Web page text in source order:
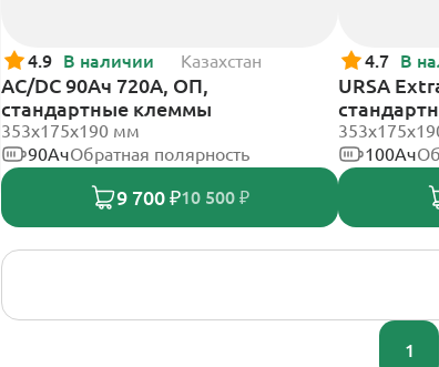
4.9 В наличии Казахстан
AC/DC 90Ач 720А, ОП,
стандартные клеммы
353х175х190 мм
90АчОбратная полярность
9 700 ₽10 500 ₽
4.7 В
URSA
100Ач
1